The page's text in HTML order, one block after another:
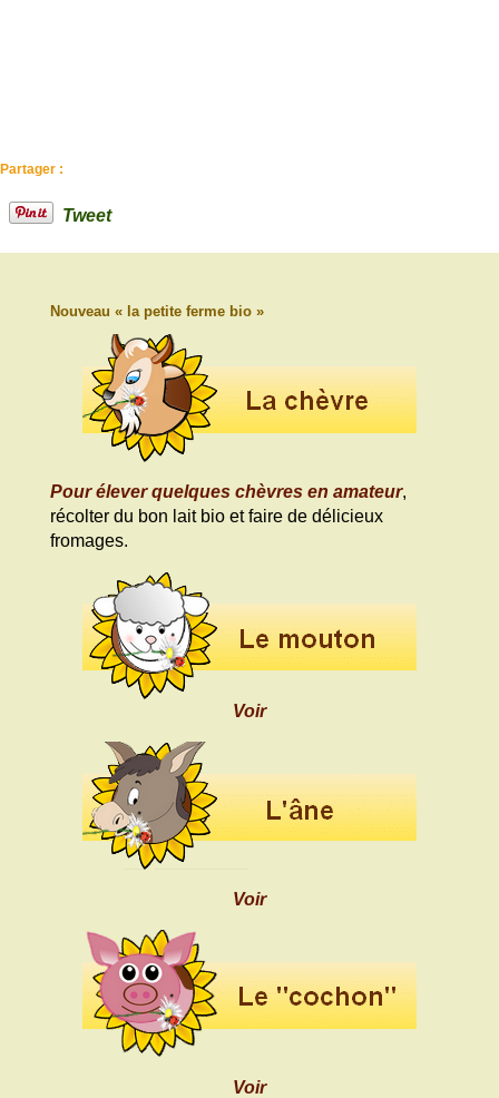
Partager :
Tweet
Nouveau « la petite ferme bio »
Pour élever quelques chèvres en amateur,
récolter du bon lait bio et faire de délicieux
fromages.
Voir
Voir
Voir